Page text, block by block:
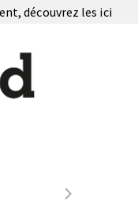
découvrez les ici